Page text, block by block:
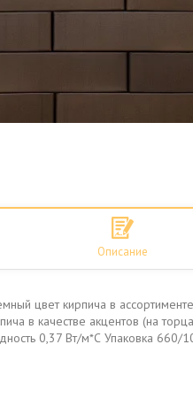
Описание
цвет кирпича в
в качестве акцентов (на
0,37 Вт/м*С Упаковка 660/